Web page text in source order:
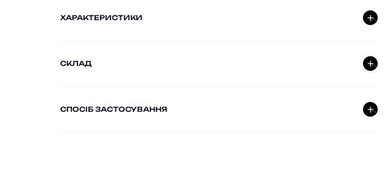
ХАРАКТЕРИСТИКИ
СКЛАД
СПОСІБ ЗАСТОСУВАННЯ